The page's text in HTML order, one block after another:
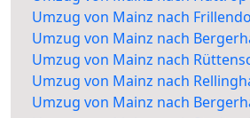
Umzug von Mainz nach
Umzug von Mainz nach
Umzug von Mainz nach
Umzug von Mainz nach
Umzug von Mainz nach